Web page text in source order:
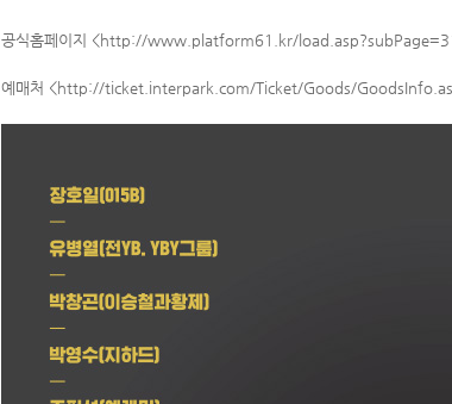
공식홈페이지 <http://www.platform61.kr/
예매처 <http://ticket.interpark.com/Ticket/Goods/